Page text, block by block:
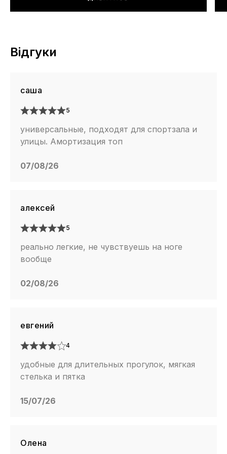
Відгуки
саша
5
универсальные, подходят для спортзала и
улицы. Амортизация топ
07/08/26
алексей
5
реально легкие, не чувствуешь на ноге
вообще
02/08/26
евгений
4
удобные для длительных прогулок, мягкая
стелька и пятка
15/07/26
Олена